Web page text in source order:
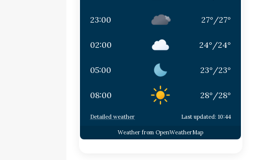
23:00 27° /27°
02:00 24° /24°
05:00 23° /23°
08:00 28° /28°
Detailed weather Last updated: 10:44
Weather from OpenWeatherMap